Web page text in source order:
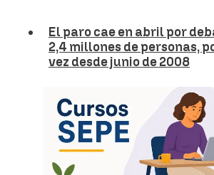
El paro cae en abril por
2,4 millones de personas,
vez desde junio de 2008